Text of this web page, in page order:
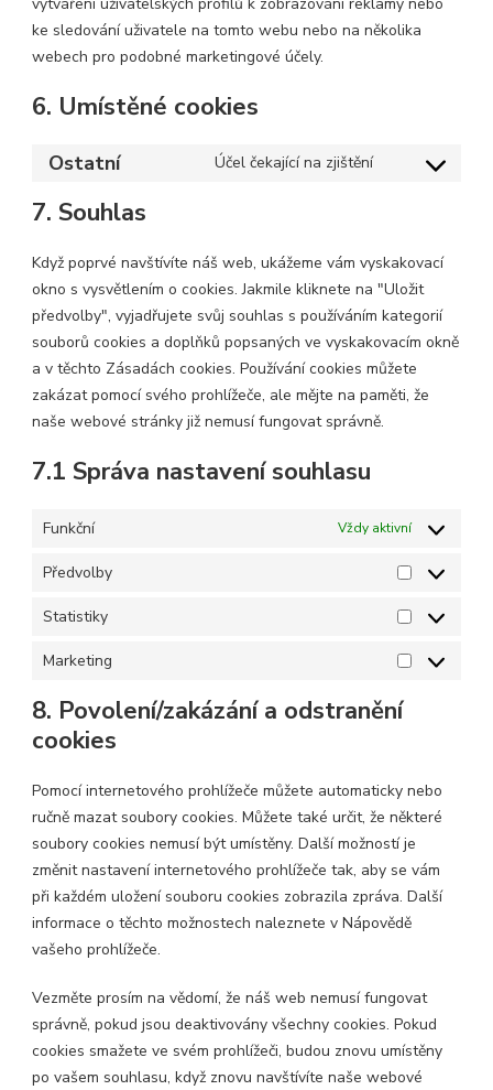
ke sledování uživatele na tomto webu nebo na několika
webech pro podobné marketingové účely.
6. Umístěné cookies
Ostatní Účel čekající na zjištění
Consent
ostatní
7. Souhlas
Když poprvé navštívíte náš web, ukážeme vám vyskakovací
okno s vysvětlením o cookies. Jakmile kliknete na "Uložit
předvolby", vyjadřujete svůj souhlas s používáním kategorií
souborů cookies a doplňků popsaných ve vyskakovacím okně
a v těchto Zásadách cookies. Používání cookies můžete
zakázat pomocí svého prohlížeče, ale mějte na paměti, že
naše webové stránky již nemusí fungovat správně.
7.1 Správa nastavení souhlasu
Funkční Vždy aktivní
Předvolby
Předvolby
Statistiky
Statistiky
Marketing
Marketing
8. Povolení/zakázání a odstranění
cookies
Pomocí internetového prohlížeče můžete automaticky nebo
ručně mazat soubory cookies. Můžete také určit, že některé
soubory cookies nemusí být umístěny. Další možností je
změnit nastavení internetového prohlížeče tak, aby se vám
při každém uložení souboru cookies zobrazila zpráva. Další
informace o těchto možnostech naleznete v Nápovědě
vašeho prohlížeče.
Vezměte prosím na vědomí, že náš web nemusí fungovat
správně, pokud jsou deaktivovány všechny cookies. Pokud
cookies smažete ve svém prohlížeči, budou znovu umístěny
po vašem souhlasu, když znovu navštívíte naše webové